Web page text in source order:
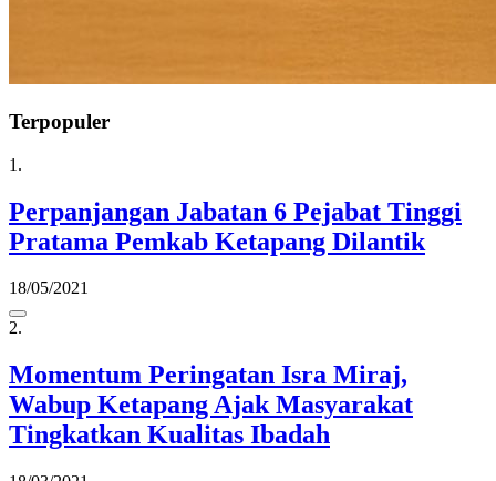
Terpopuler
1.
Perpanjangan Jabatan 6 Pejabat Tinggi
Pratama Pemkab Ketapang Dilantik
18/05/2021
2.
Momentum Peringatan Isra Miraj,
Wabup Ketapang Ajak Masyarakat
Tingkatkan Kualitas Ibadah